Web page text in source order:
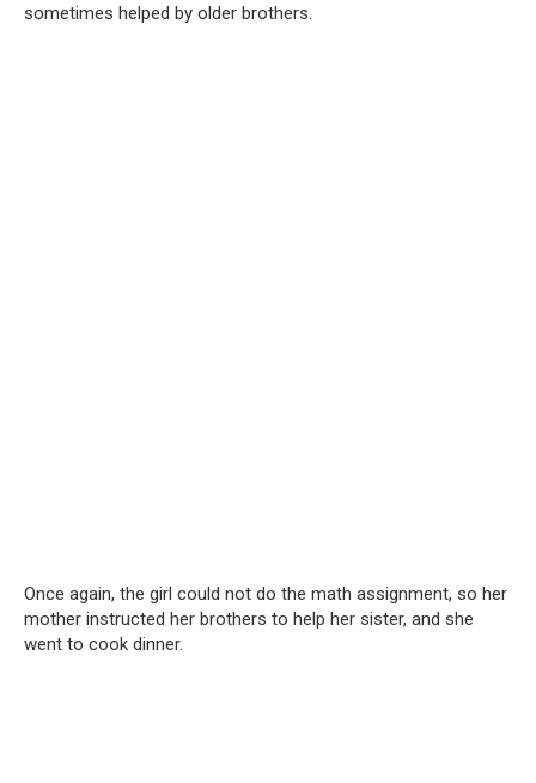
sometimes helped by older brothers.
Once again, the girl could not do the math assignment, so her
mother instructed her brothers to help her sister, and she
went to cook dinner.